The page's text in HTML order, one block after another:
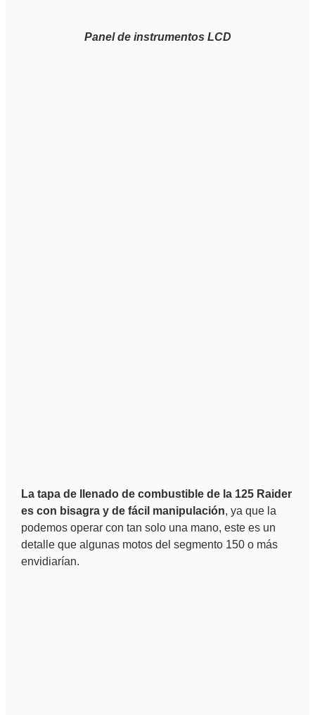
Panel de instrumentos LCD
La tapa de llenado de combustible de la 125 Raider
es con bisagra y de fácil manipulación, ya que la
podemos operar con tan solo una mano, este es un
detalle que algunas motos del segmento 150 o más
envidiarían.